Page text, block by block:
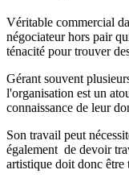
Véritable commercial
négociateur hors pair
ténacité pour trouver
Gérant souvent
l'organisation est un
connaissance de leur
Son travail peut
également de devoir
artistique doit donc être